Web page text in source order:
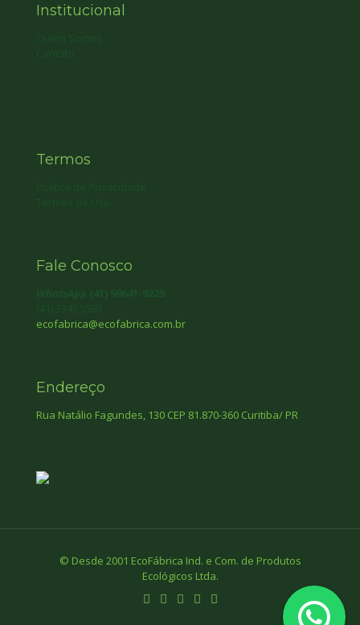
Institucional
Termos
Fale Conosco
ecofabrica@ecofabrica.com.br
Endereço
Rua Natálio Fagundes, 130 CEP 81.870-360 Curitiba/ PR
© Desde 2001 EcoFábrica Ind. e Com. de Produtos
Ecológicos Ltda.